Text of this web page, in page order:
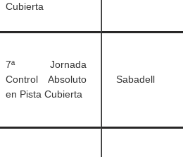
Cubierta
7ª Jornada
Control Absoluto
en Pista Cubierta
Sabadell